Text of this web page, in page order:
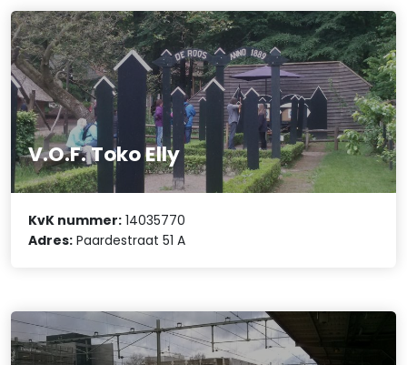
V.O.F. Toko Elly
KvK nummer: 14035770
Adres: Paardestraat 51 A